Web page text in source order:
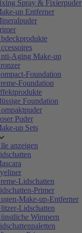
Spray & Fixierpuder
up Entferner
Aging Make-up
Foundation
Foundation
Foundation
Puder
up Sets
anzeigen
Lidschatten
Primer
Make-up-Entferner
Lidschatten
Wimpern